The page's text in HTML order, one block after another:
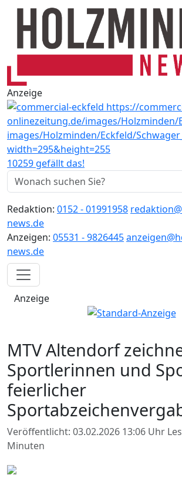
Anzeige
10259 gefällt das!
Redaktion: 0152 - 01991958
news.de
Anzeigen: 05531 - 9826445
news.de
Anzeige
MTV Altendorf
Sportlerinnen und
feierlicher
Veröffentlicht: 03.02.2026 13:06 Uhr
Minuten